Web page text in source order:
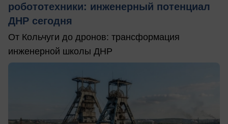
робототехники: инженерный потенциал
ДНР сегодня
От Кольчуги до дронов: трансформация
инженерной школы ДНР